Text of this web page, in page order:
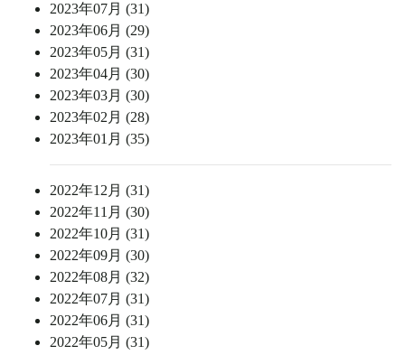
2023年07月 (31)
2023年06月 (29)
2023年05月 (31)
2023年04月 (30)
2023年03月 (30)
2023年02月 (28)
2023年01月 (35)
2022年12月 (31)
2022年11月 (30)
2022年10月 (31)
2022年09月 (30)
2022年08月 (32)
2022年07月 (31)
2022年06月 (31)
2022年05月 (31)